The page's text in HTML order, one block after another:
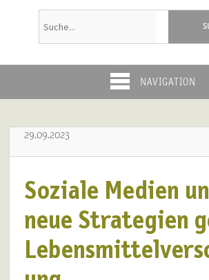
NAVIGATION
29.09.2023
Soziale Medien
neue Strategien